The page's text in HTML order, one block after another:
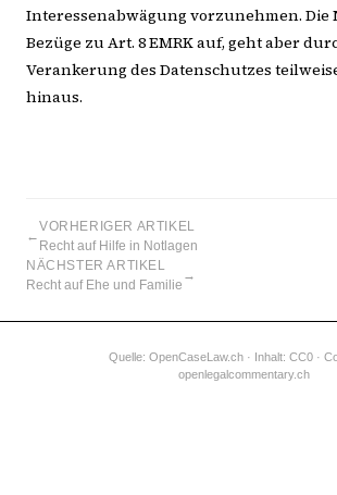
Interessenabwägung vorzunehmen. Die
Bezüge zu Art. 8 EMRK auf, geht aber
Verankerung des Datenschutzes
hinaus.
←
VORHERIGER ARTIKEL
Recht auf Hilfe in Notlagen
NÄCHSTER ARTIKEL
Recht auf Ehe und Familie
→
Quelle: OpenCaseLaw.ch· Inhalt: CC0 ·
openlegalcommentary.ch